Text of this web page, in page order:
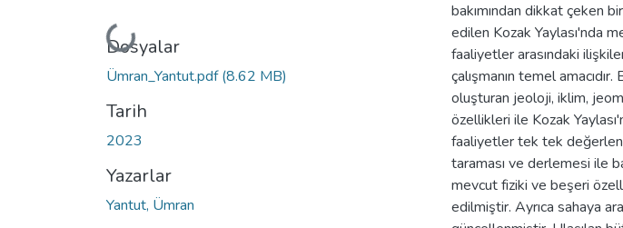
Yükleniyor...
Dosyalar
Ümran_Yantut.pdf(8.62 MB)
Tarih
2023
Yazarlar
Yantut, Ümran
bakımından dikkat çeken
edilen Kozak Yaylası'nda
faaliyetler arasındaki
çalışmanın temel
oluşturan jeoloji, iklim,
özellikleri ile Kozak
faaliyetler tek tek
taraması ve derlemesi ile
mevcut fiziki ve beşeri
edilmiştir. Ayrıca sahaya